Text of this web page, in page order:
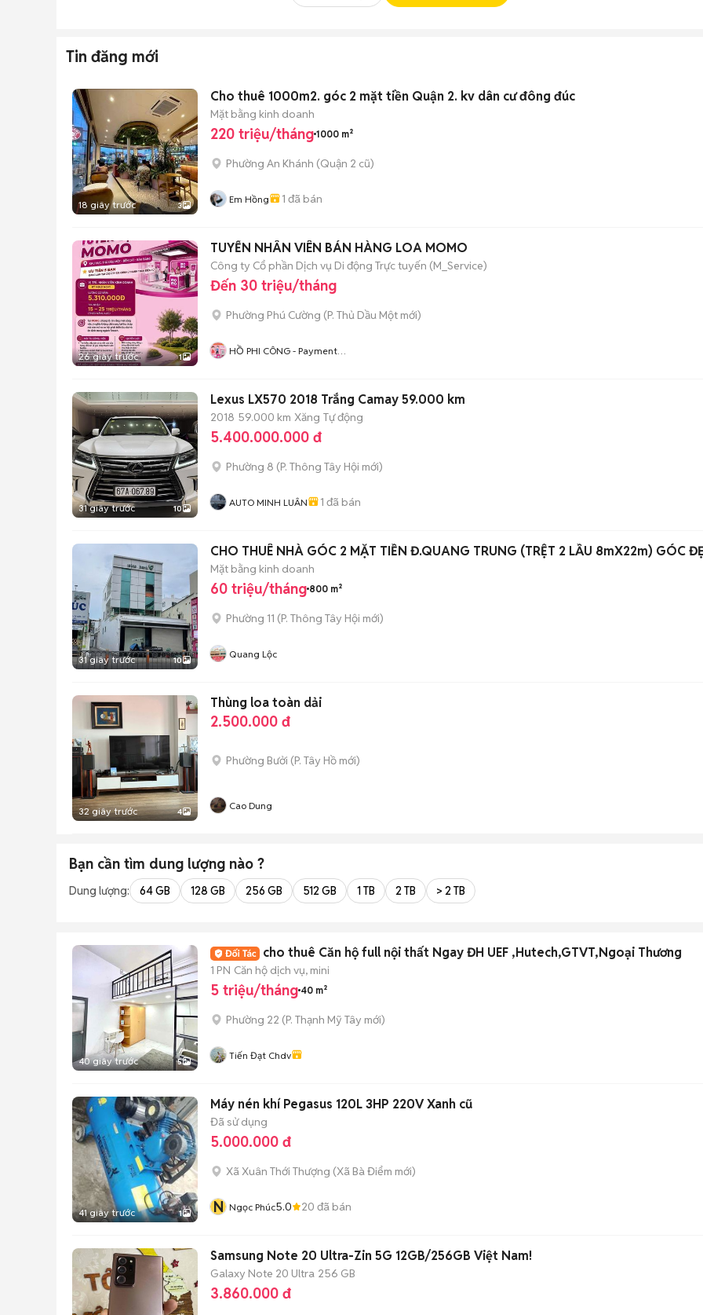
Tin đăng mới
18 giây trước 3
Cho thuê 1000m2. góc 2 mặt tiền Quận 2. kv dân cư đông đúc
Mặt bằng kinh doanh
220 triệu/tháng 1000 m²
Phường An Khánh (Quận 2 cũ)
Em Hồng 1 đã bán
26 giây trước 1
TUYỂN NHÂN VIÊN BÁN HÀNG LOA MOMO
⁠Công ty Cổ phần Dịch vụ Di động Trực tuyến (M_Service)
Đến 30 triệu/tháng
Phường Phú Cường (P. Thủ Dầu Một mới)
HỒ PHI CÔNG - Payment
31 giây trước 10
Lexus LX570 2018 Trắng Camay 59.000 km
2018 59.000 km Xăng Tự động
5.400.000.000 đ
Phường 8 (P. Thông Tây Hội mới)
AUTO MINH LUÂN 1 đã bán
31 giây trước 10
CHO THUÊ NHÀ GÓC 2 MẶT TIỀN Đ.QUANG TRUNG (TRỆT 2 LẦU 8mX22m) GÓC
Mặt bằng kinh doanh
60 triệu/tháng 800 m²
Phường 11 (P. Thông Tây Hội mới)
Quang Lộc
32 giây trước 4
Thùng loa toàn dải
2.500.000 đ
Phường Bưởi (P. Tây Hồ mới)
Cao Dung
Bạn cần tìm dung lượng nào ?
Dung lượng: 64 GB 128 GB 256 GB 512 GB 1 TB 2 TB > 2 TB
40 giây trước 5
cho thuê Căn hộ full nội thất Ngay ĐH UEF ,Hutech,GTVT,Ngoại Thương
1 PN Căn hộ dịch vụ, mini
5 triệu/tháng 40 m²
Phường 22 (P. Thạnh Mỹ Tây mới)
Tiến Đạt Chdv
41 giây trước 1
Máy nén khí Pegasus 120L 3HP 220V Xanh cũ
Đã sử dụng
5.000.000 đ
Xã Xuân Thới Thượng (Xã Bà Điểm mới)
N Ngọc Phúc5.0 20 đã bán
Samsung Note 20 Ultra-Zin 5G 12GB/256GB Việt Nam!
Galaxy Note 20 Ultra 256 GB
3.860.000 đ